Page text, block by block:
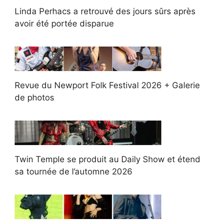
Linda Perhacs a retrouvé des jours sûrs après
avoir été portée disparue
Revue du Newport Folk Festival 2026 + Galerie
de photos
Twin Temple se produit au Daily Show et étend
sa tournée de l’automne 2026